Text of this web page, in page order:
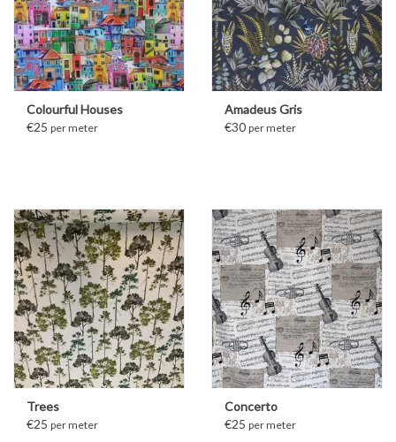
Colourful Houses
€25 per meter
Amadeus Gris
€30 per meter
Trees
€25 per meter
Concerto
€25 per meter